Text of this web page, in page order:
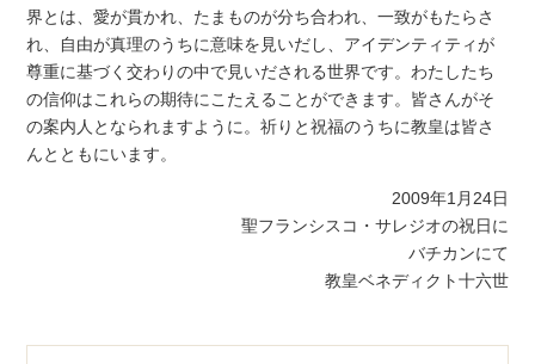
界とは、愛が貫かれ、たまものが分ち合われ、一致がもたらさ
れ、自由が真理のうちに意味を見いだし、アイデンティティが
尊重に基づく交わりの中で見いだされる世界です。わたしたち
の信仰はこれらの期待にこたえることができます。皆さんがそ
の案内人となられますように。祈りと祝福のうちに教皇は皆さ
んとともにいます。
2009年1月24日
聖フランシスコ・サレジオの祝日に
バチカンにて
教皇ベネディクト十六世